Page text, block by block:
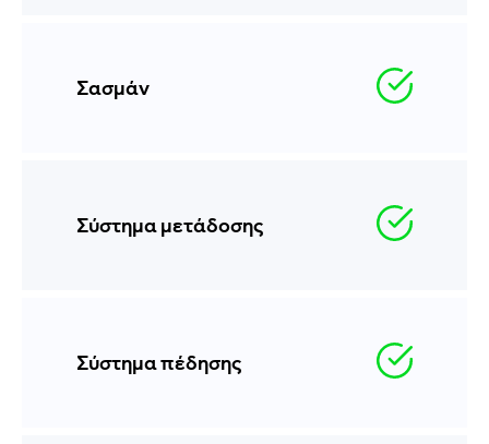
Σασμάν
Σύστημα μετάδοσης
Σύστημα πέδησης